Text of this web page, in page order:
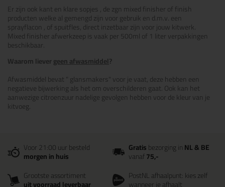
Er zijn ook kant en klare sopjes , de zgn mixed finisher of finish
producten welke al gemengd zijn voor gebruik en d.m.v. een
sprayflacon , of spuitfles, direct inzetbaar zijn voor jouw kitwerk.
Mixed finisher afwerkzeep is vaak per 500ml of 1 liter verpakkingen
beschikbaar.
Waarom lievergeen afwasmiddel?
Afwasmiddel bevat " glansmakers" voor je vaat, deze hebben een
negatieve bijwerking als het om overschilderen gaat. Ook kan het
aanwezige citroenzuur nadelige gevolgen hebben voor de kleur van je
kitvoeg.
Voor 21:00 uur besteld
morgen in huis
Gratisbezorging inNL & BE
vanaf75,-
Grootste assortiment
PostNL afhaalpunt: kies zelf